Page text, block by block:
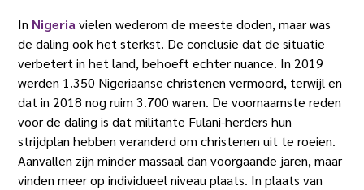
In Nigeria vielen wederom de meeste doden, maar was
de daling ook het sterkst. De conclusie dat de situatie
verbetert in het land, behoeft echter nuance. In 2019
werden 1.350 Nigeriaanse christenen vermoord, terwijl en
dat in 2018 nog ruim 3.700 waren. De voornaamste reden
voor de daling is dat militante Fulani-herders hun
strijdplan hebben veranderd om christenen uit te roeien.
Aanvallen zijn minder massaal dan voorgaande jaren, maar
vinden meer op individueel niveau plaats. In plaats van